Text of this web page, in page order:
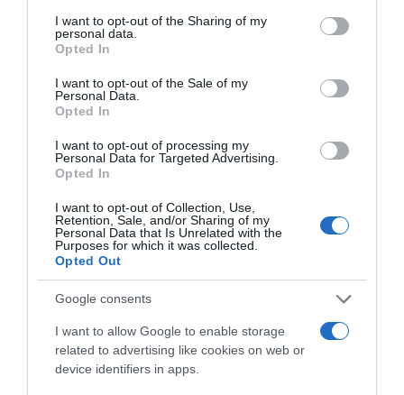
not limited to your visit or usage behaviour. You may click to
grant or deny consent to Google and its third-party tags to
use your data for below specified purposes in below Google
consent section.
I want to opt-out of the Sharing of my
personal data.
Opted In
I want to opt-out of the Sale of my
Personal Data.
Opted In
I want to opt-out of processing my
Personal Data for Targeted Advertising.
Opted In
I want to opt-out of Collection, Use,
Retention, Sale, and/or Sharing of my
Personal Data that Is Unrelated with the
Purposes for which it was collected.
Opted Out
Google consents
I want to allow Google to enable storage
related to advertising like cookies on web or
device identifiers in apps.
Τιμάται αύριο ο Άγιος Γεώργιος, ο προστάτης
του Στρατού Ξηράς
Δείτε το βίντεο που ετοίμασε το ΓΕΝ